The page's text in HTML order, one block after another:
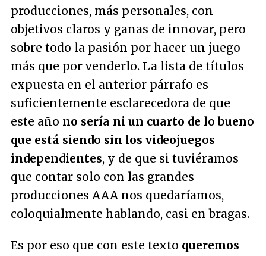
producciones, más personales, con
objetivos claros y ganas de innovar, pero
sobre todo la pasión por hacer un juego
más que por venderlo. La lista de títulos
expuesta en el anterior párrafo es
suficientemente esclarecedora de que
este año no sería ni un cuarto de lo bueno
que está siendo sin los videojuegos
independientes, y de que si tuviéramos
que contar solo con las grandes
producciones AAA nos quedaríamos,
coloquialmente hablando, casi en bragas.
Es por eso que con este texto queremos